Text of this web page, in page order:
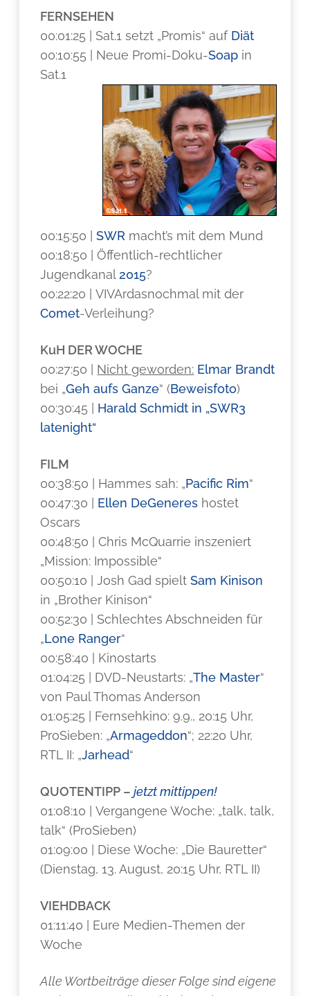
FERNSEHEN
00:01:25 | Sat.1 setzt „Promis“ auf Diät
00:10:55 | Neue Promi-Doku-Soap in
Sat.1
00:15:50 |SWR macht’s mit dem Mund
00:18:50 | Öffentlich-rechtlicher
Jugendkanal 2015?
00:22:20 | VIVArdasnochmal mit der
Comet-Verleihung?
KuH DER WOCHE
00:27:50 | Nicht geworden: Elmar Brandt
bei „Geh aufs Ganze“ (Beweisfoto)
00:30:45 | Harald Schmidt in „SWR3
latenight“
FILM
00:38:50 | Hammes sah: „Pacific Rim“
00:47:30 | Ellen DeGeneres hostet
Oscars
00:48:50 | Chris McQuarrie inszeniert
„Mission: Impossible“
00:50:10 | Josh Gad spieltSam Kinison
in „Brother Kinison“
00:52:30 | Schlechtes Abschneiden für
„Lone Ranger“
00:58:40 | Kinostarts
01:04:25 | DVD-Neustarts: „The Master“
von Paul Thomas Anderson
01:05:25 | Fernsehkino: 9.9., 20:15 Uhr,
ProSieben: „Armageddon“; 22:20 Uhr,
RTL II: „Jarhead“
QUOTENTIPP –jetzt mittippen!
01:08:10 | Vergangene Woche: „talk, talk,
talk“ (ProSieben)
01:09:00 | Diese Woche: „Die Bauretter“
(Dienstag, 13. August, 20:15 Uhr, RTL II)
VIEHDBACK
01:11:40 | Eure Medien-Themen der
Woche
Alle Wortbeiträge dieser Folge sind eigene